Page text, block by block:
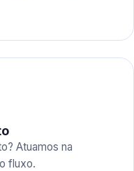
Atuamos na
fluxo.